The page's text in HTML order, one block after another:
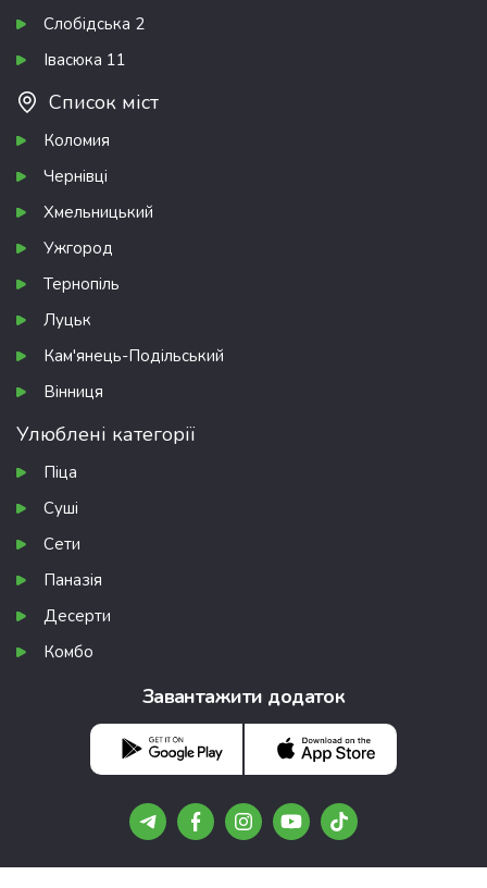
Слобідська 2
Івасюка 11
Список міст
Коломия
Чернівці
Хмельницький
Ужгород
Тернопіль
Луцьк
Кам'янець-Подільський
Вінниця
Улюблені категорії
Піца
Суші
Сети
Паназія
Десерти
Комбо
Завантажити додаток